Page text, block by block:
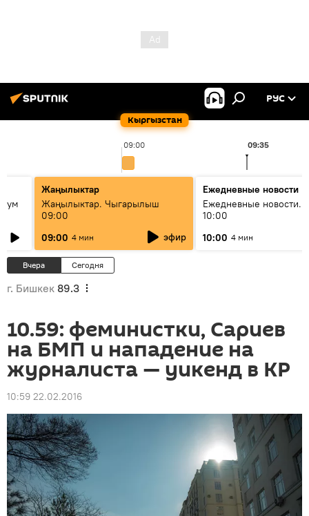
Кыргызстан
РУС
09:00 09:35
Жаңылыктар
Жаңылыктар. Чыгарылыш
09:00
09:00 4 мин эфир
Ежедневные новости
Ежедневные новости.
10:00
10:00 4 мин
Вчера Сегодня
г. Бишкек 89.3
10.59: феминистки, Сариев
на БМП и нападение на
журналиста — уикенд в КР
10:59 22.02.2016